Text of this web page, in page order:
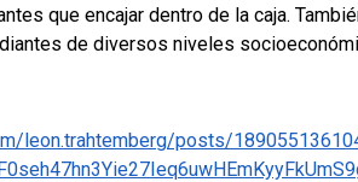
que encajar dentro de la caja.
de diversos niveles
leon.trahtemberg/posts/